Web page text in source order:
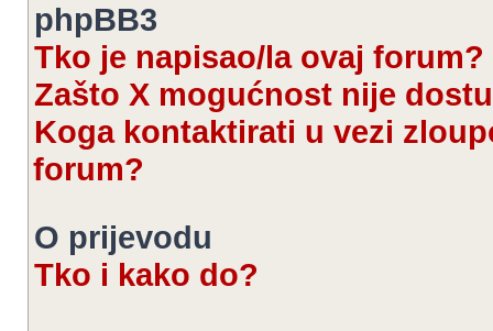
phpBB3
Tko je napisao/la ovaj forum?
Zašto X mogućnost nije
Koga kontaktirati u vezi
forum?
O prijevodu
Tko i kako do?